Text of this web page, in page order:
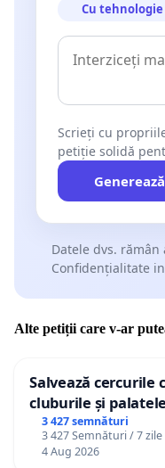
Cu
Scrieți cu
petiție solidă
Datele dvs. rămân
Confidențialitate
Alte petiții care v-ar
Salvează
cluburile și
3 427 semnături
3 427 Semnături / 7 zile
4 Aug 2026